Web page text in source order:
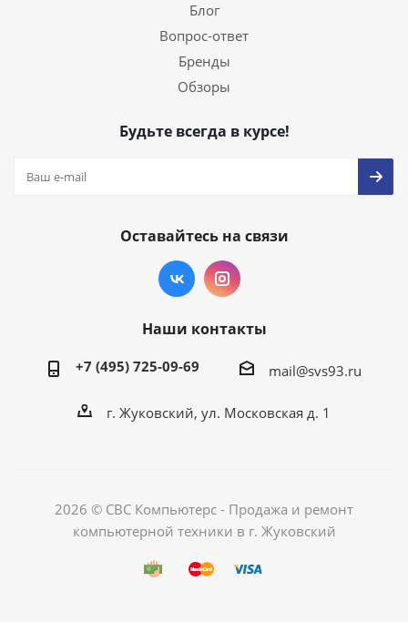
Блог
Вопрос-ответ
Бренды
Обзоры
Будьте всегда в курсе!
Оставайтесь на связи
Наши контакты
+7 (495) 725-09-69 mail@svs93.ru
г. Жуковский, ул. Московская д. 1
2026 © СВС Компьютерс - Продажа и ремонт
компьютерной техники в г. Жуковский